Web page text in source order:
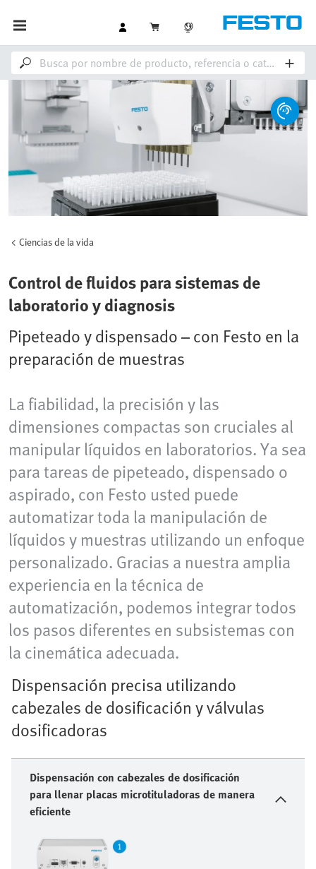
Ciencias de la vida
Control de fluidos para sistemas de
laboratorio y diagnosis
Pipeteado y dispensado – con Festo en la
preparación de muestras
La fiabilidad, la precisión y las
dimensiones compactas son cruciales al
manipular líquidos en laboratorios. Ya sea
para tareas de pipeteado, dispensado o
aspirado, con Festo usted puede
automatizar toda la manipulación de
líquidos y muestras utilizando un enfoque
personalizado. Gracias a nuestra amplia
experiencia en la técnica de
automatización, podemos integrar todos
los pasos diferentes en subsistemas con
la cinemática adecuada.
Dispensación precisa utilizando
cabezales de dosificación y válvulas
dosificadoras
Dispensación con cabezales de dosificación
para llenar placas microtituladoras de manera
eficiente